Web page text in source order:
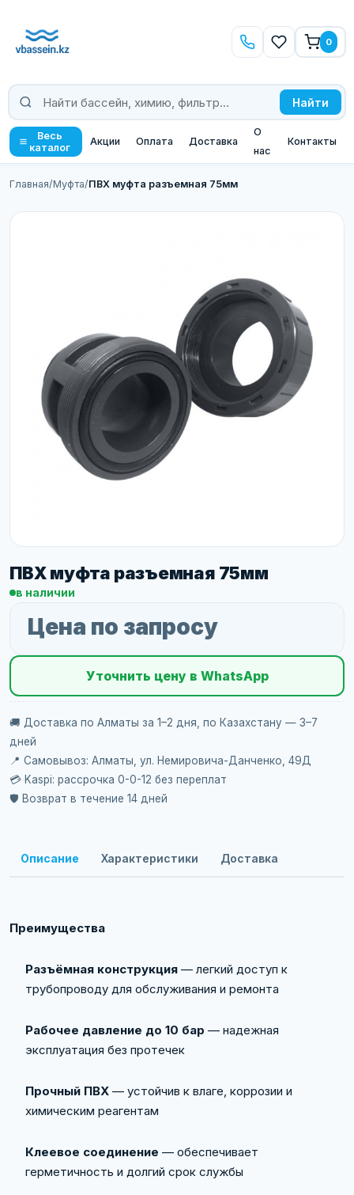
Найти
0
Весь
каталог
Акции Оплата Доставка
О
нас
Контакты
Главная/Муфта/ПВХ муфта разъемная 75мм
ПВХ муфта разъемная 75мм
в наличии
Цена по запросу
Уточнить цену в WhatsApp
🚚 Доставка по Алматы за 1–2 дня, по Казахстану — 3–7
дней
📍 Самовывоз: Алматы, ул. Немировича-Данченко, 49Д
💳 Kaspi: рассрочка 0-0-12 без переплат
🛡️ Возврат в течение 14 дней
Описание Характеристики Доставка
Преимущества
Разъёмная конструкция — легкий доступ к
трубопроводу для обслуживания и ремонта
Рабочее давление до 10 бар — надежная
эксплуатация без протечек
Прочный ПВХ — устойчив к влаге, коррозии и
химическим реагентам
Клеевое соединение — обеспечивает
герметичность и долгий срок службы